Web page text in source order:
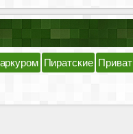
Пиратские Приват